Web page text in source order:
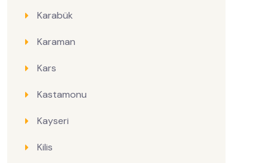
Karabük
Karaman
Kars
Kastamonu
Kayseri
Kilis